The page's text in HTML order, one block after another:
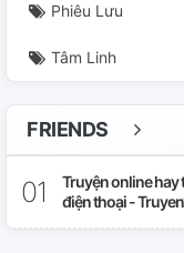
Phiêu Lưu
Tâm Linh
FRIENDS
Truyện online hay
điện thoại -